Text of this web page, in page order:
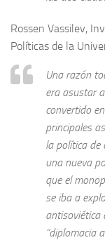
Rossen Vassilev,
Políticas de la
Una razón
era asustar
convertido
principales
la política de
una nueva
que el
se iba a
antisoviética
“diplomacia